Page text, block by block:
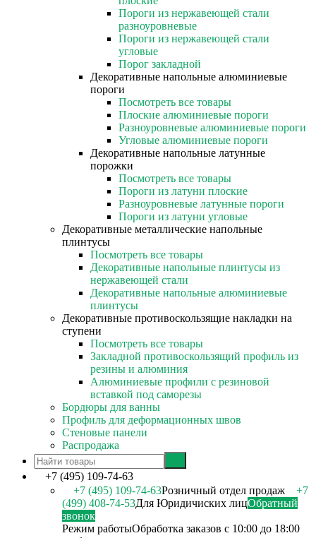
Пороги из нержавеющей стали
разноуровневые
Пороги из нержавеющей стали
угловые
Порог закладной
Декоративные напольные алюминиевые
пороги
Посмотреть все товары
Плоские алюминиевые пороги
Разноуровневые алюминиевые пороги
Угловые алюминиевые пороги
Декоративные напольные латунные
порожки
Посмотреть все товары
Пороги из латуни плоские
Разноуровневые латунные пороги
Пороги из латуни угловые
Декоративные металлические напольные
плинтусы
Посмотреть все товары
Декоративные напольные плинтусы из
нержавеющей стали
Декоративные напольные алюминиевые
плинтусы
Декоративные противоскользящие накладки на
ступени
Посмотреть все товары
Закладной противоскользящий профиль из
резины и алюминия
Алюминиевые профили с резиновой
вставкой под саморезы
Бордюры для ванны
Профиль для деформационных швов
Стеновые панели
Распродажа
+7 (495) 109-74-63
+7 (495) 109-74-63Розничный отдел продаж
+7
(499) 408-74-53Для Юридичиских лицОбратный
звонок
Режим работыОбработка заказов с 10:00 до 18:00